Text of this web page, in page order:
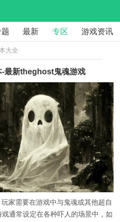
最新 专区 游戏资讯
大全
最新theghost鬼魂游戏
家需要在游戏中与鬼魂或其他超自
通常设定在各种吓人的场景中，如